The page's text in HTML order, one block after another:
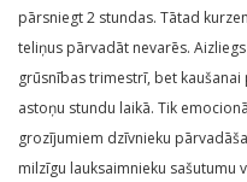
pārsniegt 2 stundas. Tātad
teliņus pārvadāt nevarēs.
grūsnības trimestrī, bet
astoņu stundu laikā. Tik
grozījumiem dzīvnieku
milzīgu lauksaimnieku sašutumu